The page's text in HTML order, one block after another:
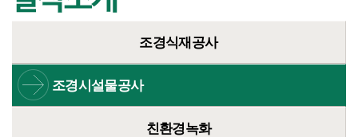
조경식재공사
조경시설물공사
친환경녹화